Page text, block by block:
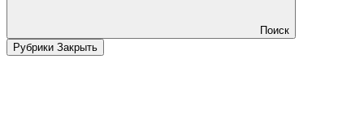
Поиск
Рубрики Закрыть